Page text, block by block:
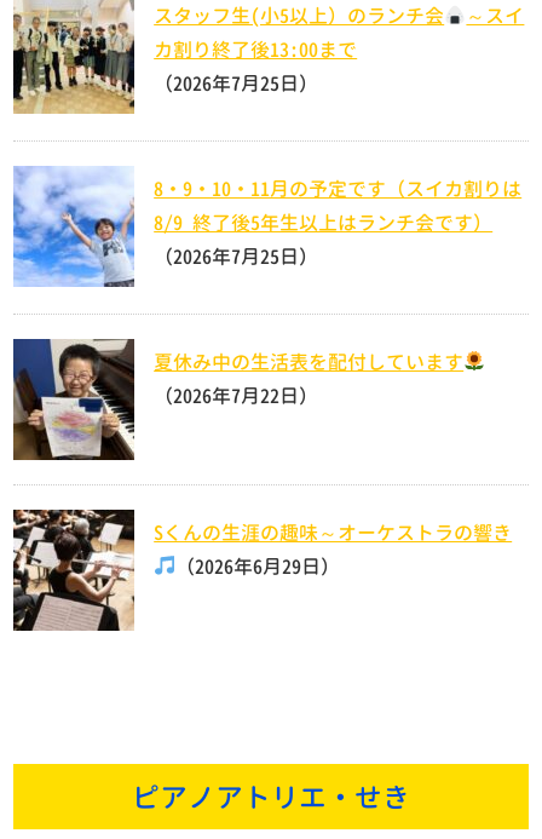
スタッフ生(小5以上）のランチ会
～スイ
カ割り終了後13:00まで
（2026年7月25日）
8・9・10・11月の予定です（スイカ割りは
8/9 終了後5年生以上はランチ会です）
（2026年7月25日）
夏休み中の生活表を配付しています
（2026年7月22日）
Sくんの生涯の趣味～オーケストラの響き
（2026年6月29日）
ピアノアトリエ・せき